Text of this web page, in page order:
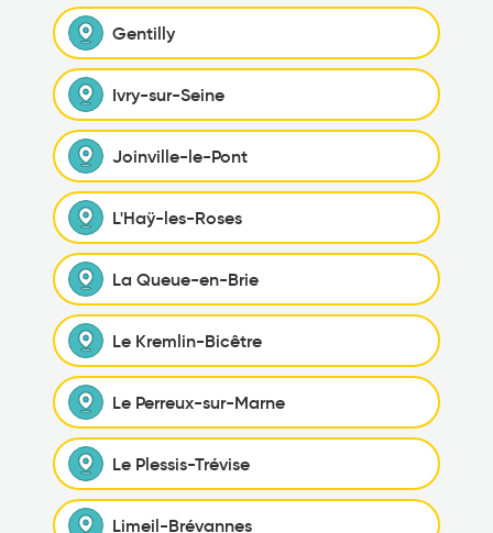
Gentilly
Ivry-sur-Seine
Joinville-le-Pont
L'Haÿ-les-Roses
La Queue-en-Brie
Le Kremlin-Bicêtre
Le Perreux-sur-Marne
Le Plessis-Trévise
Limeil-Brévannes